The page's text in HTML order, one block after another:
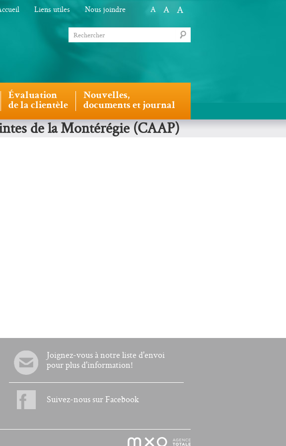
A A A
Liens utiles Nous joindre
Évaluation
de la clientèle
Nouvelles,
documents et journal
de la Montérégie (CAAP)
Joignez-vous à notre liste d'envoi
pour plus d'information!
Suivez-nous sur Facebook